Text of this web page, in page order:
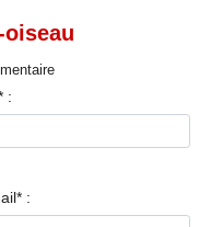
oiseau
:
: